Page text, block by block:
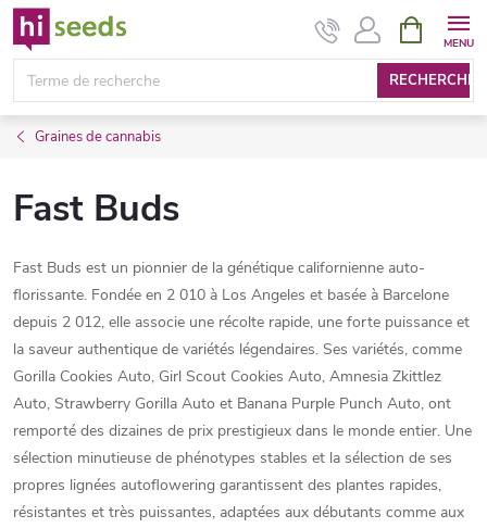
Aller
au
contenu
RECHERCHE
PANIER
D'ACHAT
Graines de cannabis
Fast Buds
Fast Buds est un pionnier de la génétique californienne auto-
florissante. Fondée en 2 010 à Los Angeles et basée à Barcelone
depuis 2 012, elle associe une récolte rapide, une forte puissance et
la saveur authentique de variétés légendaires. Ses variétés, comme
Gorilla Cookies Auto, Girl Scout Cookies Auto, Amnesia Zkittlez
Auto, Strawberry Gorilla Auto et Banana Purple Punch Auto, ont
remporté des dizaines de prix prestigieux dans le monde entier. Une
sélection minutieuse de phénotypes stables et la sélection de ses
propres lignées autoflowering garantissent des plantes rapides,
résistantes et très puissantes, adaptées aux débutants comme aux